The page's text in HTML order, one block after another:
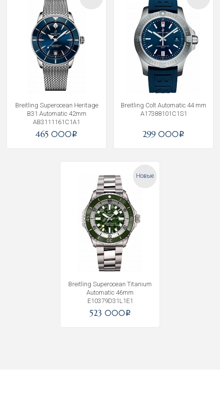
Breitling Superocean Heritage
B31 Automatic 42mm
AB3111161C1A1
465 000i
Breitling Colt Automatic 44 mm
A17388101C1S1
299 000i
Новые
Breitling Superocean Titanium
Automatic 46mm
E10379D31L1E1
523 000i
Получать на почту